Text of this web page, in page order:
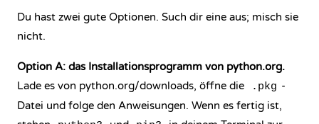
Du hast zwei gute Optionen. Such dir eine aus; misch sie
nicht.
Option A: das Installationsprogramm von python.org.
Lade es von python.org/downloads, öffne die .pkg -
Datei und folge den Anweisungen. Wenn es fertig ist,